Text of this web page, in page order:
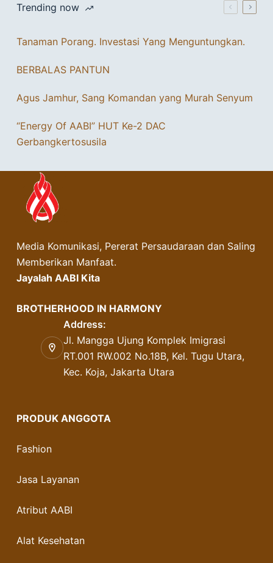
Trending now
Tanaman Porang. Investasi Yang Menguntungkan.
BERBALAS PANTUN
Agus Jamhur, Sang Komandan yang Murah Senyum
“Energy Of AABI” HUT Ke-2 DAC
Gerbangkertosusila
Media Komunikasi, Pererat Persaudaraan dan Saling
Memberikan Manfaat.
Jayalah AABI Kita
BROTHERHOOD IN HARMONY
Address:
Jl. Mangga Ujung Komplek Imigrasi
RT.001 RW.002 No.18B, Kel. Tugu Utara,
Kec. Koja, Jakarta Utara
PRODUK ANGGOTA
Fashion
Jasa Layanan
Atribut AABI
Alat Kesehatan